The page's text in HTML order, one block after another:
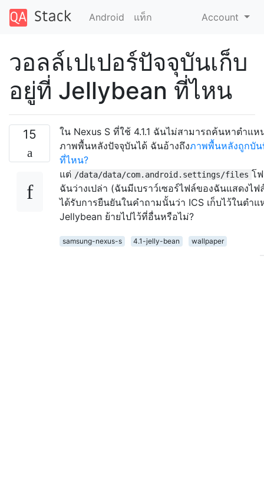
Android แท็ก Account
วอลล์เปเปอร์ปัจจุบันเก็บ
อยู่ที่ Jellybean ที่ไหน
15
ใน Nexus S ที่ใช้ 4.1.1 ฉันไม่สามารถค้นหาตำแห
ภาพพื้นหลังปัจจุบันได้ ฉันอ้างถึงภาพพื้นหลังถูกบัน
ที่ไหน?
แต่ /data/data/com.android.settings/files โ
ฉันว่างเปล่า (ฉันมีเบราว์เซอร์ไฟล์ของฉันแสดงไ
ได้รับการยืนยันในคำถามนั้นว่า ICS เก็บไว้ในตำ
Jellybean ย้ายไปไว้ที่อื่นหรือไม่?
samsung-nexus-s 4.1-jelly-bean
wallpaper